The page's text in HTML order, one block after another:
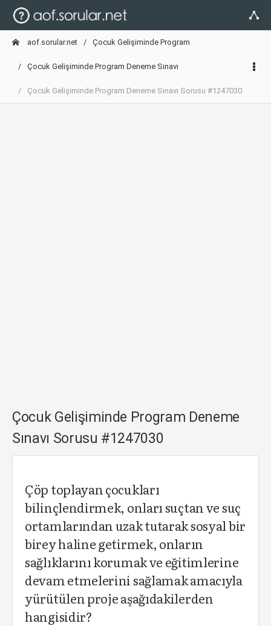
aof.sorular.net Çocuk Gelişiminde Program
Çocuk Gelişiminde Program Deneme Sınavı
Çocuk Gelişiminde Program Deneme Sınavı Sorusu #1247030
Çocuk Gelişiminde Program Deneme
Sınavı Sorusu #1247030
Çöp toplayan çocukları
bilinçlendirmek, onları suçtan ve suç
ortamlarından uzak tutarak sosyal bir
birey haline getirmek, onların
sağlıklarını korumak ve eğitimlerine
devam etmelerini sağlamak amacıyla
yürütülen proje aşağıdakilerden
hangisidir?